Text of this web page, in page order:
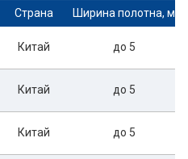
Страна Ширина полотна, м
Китай до 5
Китай до 5
Китай до 5